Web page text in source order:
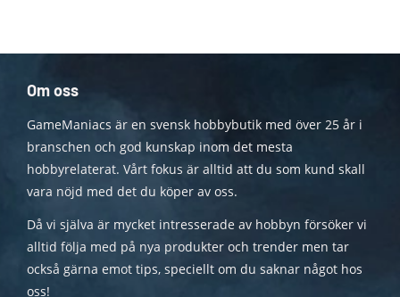
Om oss
GameManiacs är en svensk hobbybutik med över 25 år i
branschen och god kunskap inom det mesta
hobbyrelaterat. Vårt fokus är alltid att du som kund skall
vara nöjd med det du köper av oss.
Då vi själva är mycket intresserade av hobbyn försöker vi
alltid följa med på nya produkter och trender men tar
också gärna emot tips, speciellt om du saknar något hos
oss!